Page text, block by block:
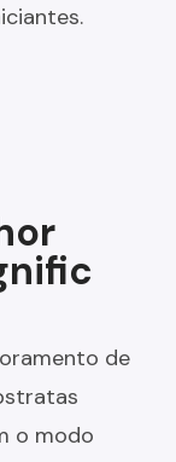
de
o modo